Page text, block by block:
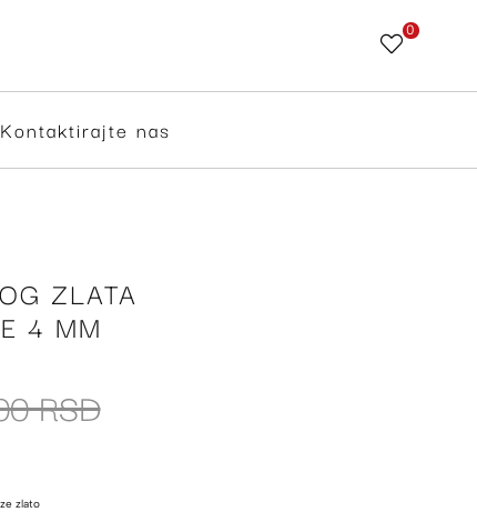
Skip
Content
0
Kontaktirajte nas
ZLATA
4 MM
RSD
zlato